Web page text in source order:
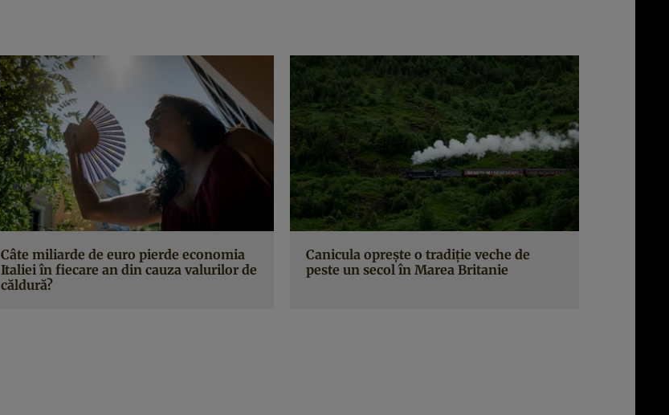
Câte miliarde de euro pierde economia
Italiei în fiecare an din cauza valurilor de
căldură?
Canicula oprește o tradiție veche de
peste un secol în Marea Britanie